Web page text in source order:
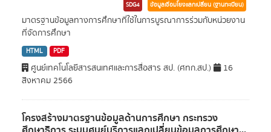
SDG4 ข้อมูลเชื่อมโยงแลกเปลี่ยน (ฐานทะเบียน)
มาตรฐานข้อมูลทางการศึกษาที่ใช้ในการบูรณาการร่วมกับหน่วยงาน
ที่จัดการศึกษา
HTML PDF
ศูนย์เทคโนโลยีสารสนเทศและการสื่อสาร สป. (ศทก.สป.)
16
สิงหาคม 2566
โครงสร้างมาตรฐานข้อมูลด้านการศึกษา กระทรวง